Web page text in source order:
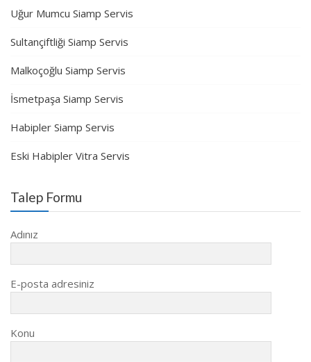
Uğur Mumcu Siamp Servis
Sultançiftliği Siamp Servis
Malkoçoğlu Siamp Servis
İsmetpaşa Siamp Servis
Habipler Siamp Servis
Eski Habipler Vitra Servis
Talep Formu
Adınız
E-posta adresiniz
Konu